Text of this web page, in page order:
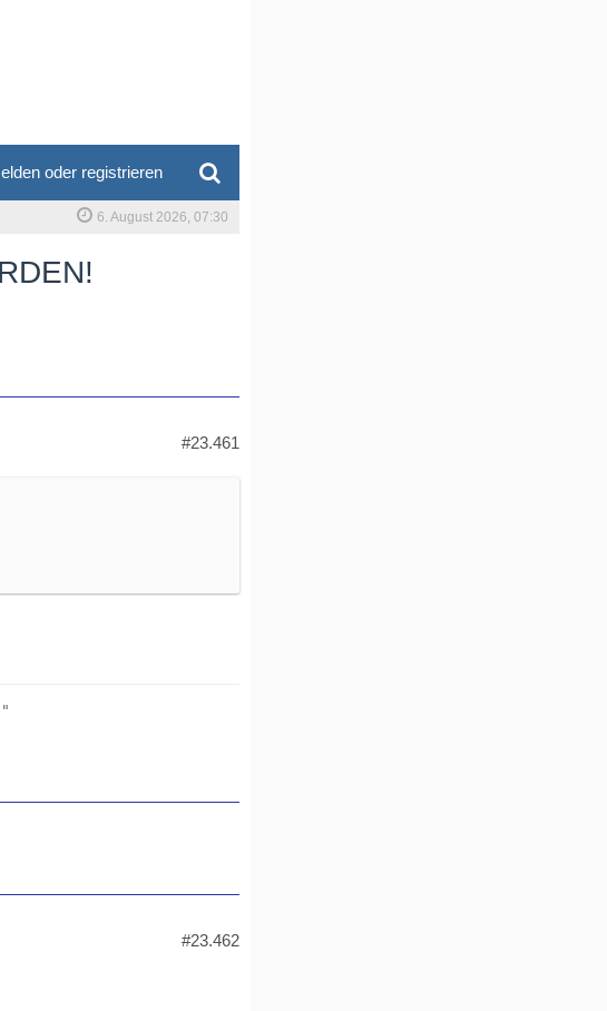
oder registrieren
6. August 2026, 07:30
#23.461
#23.462